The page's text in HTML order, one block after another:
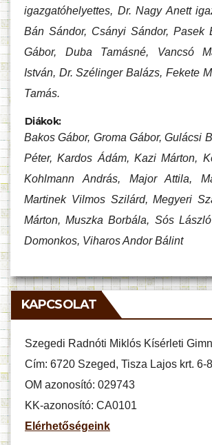
igazgatóhelyettes, Dr. Nagy Anett
Bán Sándor, Csányi Sándor, Pasek
Gábor, Duba Tamásné, Vancsó
István, Dr. Szélinger Balázs, Fekete
Tamás.
Diákok:
Bakos Gábor, Groma Gábor, Gulácsi
Péter, Kardos Ádám, Kazi Márton,
Kohlmann András, Major Attila,
Martinek Vilmos Szilárd, Megyeri
Márton, Muszka Borbála, Sós
Domonkos, Viharos Andor Bálint
KAPCSOLAT
Szegedi Radnóti Miklós Kísérleti
Cím: 6720 Szeged, Tisza Lajos krt. 6-
OM azonosító: 029743
KK-azonosító: CA0101
Elérhetőségeink